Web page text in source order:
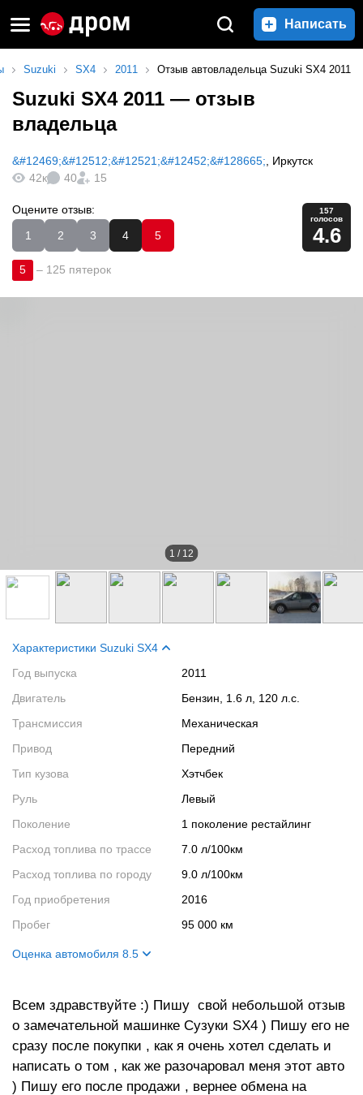
Написать
Suzuki SX4 2011 Отзыв автовладельца Suzuki SX4 2011
Suzuki SX4 2011 — отзыв
владельца
&#12469;&#12512;&#12521;&#12452;&#128665;
Иркутск
42к
40 15
Оцените отзыв:
1
2 3 4 5
157
голосов
4.6
5 – 125 пятерок
1 / 12
Характеристики Suzuki SX4
Год выпуска
2011
Двигатель
Бензин, 1.6 л, 120 л.с.
Трансмиссия
Механическая
Привод
Передний
Тип кузова
Хэтчбек
Руль
Левый
Поколение
1 поколение рестайлинг
Расход топлива по трассе
7.0 л/100км
Расход топлива по городу
9.0 л/100км
Год приобретения
2016
Пробег
95 000 км
Оценка автомобиля 8.5
Салон
8
Двигатель
10
Ходовые качества
8
Всем здравствуйте :) Пишу свой небольшой отзыв
о замечательной машинке Сузуки SX4 ) Пишу его не
сразу после покупки , как я очень хотел сделать и
написать о том , как же разочаровал меня этот авто
) Пишу его после продажи , вернее обмена на